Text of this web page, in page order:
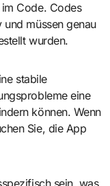
Code. Codes
müssen genau
wurden.
stabile
eine
können. Wenn
Sie, die App